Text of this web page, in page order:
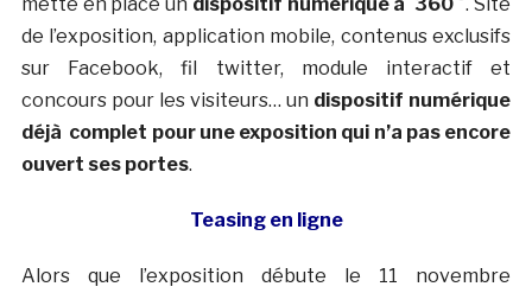
mette en place un dispositif numérique à 360 °. Site
de l’exposition, application mobile, contenus exclusifs
sur Facebook, fil twitter, module interactif et
concours pour les visiteurs… un dispositif numérique
déjà complet pour une exposition qui n’a pas encore
ouvert ses portes.
Teasing en ligne
Alors que l’exposition débute le 11 novembre